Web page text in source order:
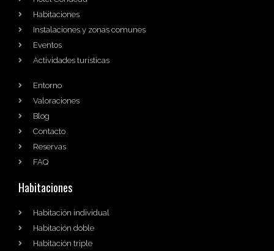
Habitaciones
Instalaciones y zonas comunes
Eventos
Actividades turísticas
Entorno
Valoraciones
Blog
Contacto
Reservas
FAQ
Habitaciones
Habitación individual
Habitación doble
Habitación triple